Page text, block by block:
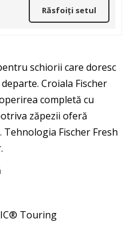
Răsfoiți setul
schiorii care doresc
Croiala Fischer
completă cu
zăpezii oferă
Fischer Fresh
Touring